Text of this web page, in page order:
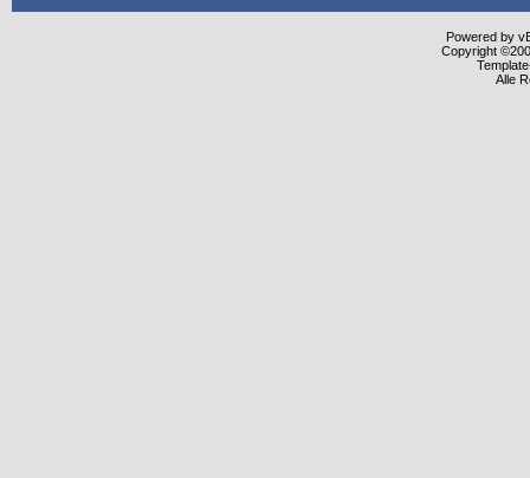
Powered by
Copyright
Alle